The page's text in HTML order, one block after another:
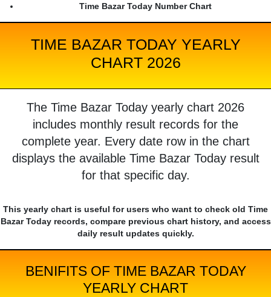
Time Bazar Today Number Chart
TIME BAZAR TODAY YEARLY
CHART 2026
The Time Bazar Today yearly chart 2026
includes monthly result records for the
complete year. Every date row in the chart
displays the available Time Bazar Today result
for that specific day.
This yearly chart is useful for users who want to check old Time
Bazar Today records, compare previous chart history, and access
daily result updates quickly.
BENIFITS OF TIME BAZAR TODAY
YEARLY CHART